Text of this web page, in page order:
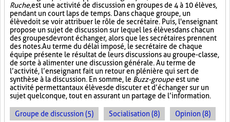
Ruche,est une activité de discussion en groupes de 4 à 10 élèves,
pendant un court laps de temps. Dans chaque groupe, un
élève doit se voir attribuer le rôle de secrétaire. Puis, l'enseignant
propose un sujet de discussion sur lequel les élèves dans chacun
des groupes devront échanger, alors que les secrétaires prennent
des notes. Au terme du délai imposé, le secrétaire de chaque
équipe présente le résultat de leurs discussions au groupe-classe,
de sorte à alimenter une discussion générale. Au terme de
l’activité, l’enseignant fait un retour en plénière qui sert de
synthèse à la discussion. En somme, le Buzz-groupeest une
activité permettant aux élèves de discuter et d’échanger sur un
sujet quelconque, tout en assurant un partage de l’information.
Groupe de discussion (5) Socialisation (8) Opinion (8)